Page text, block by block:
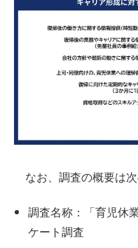
なお、調査の概要は次
調査名称：「育児休
ケート調査